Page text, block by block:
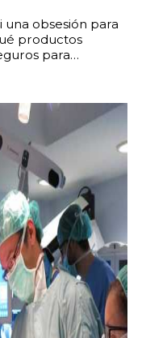
una obsesión para
productos
para…